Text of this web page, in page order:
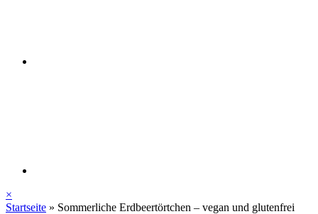
×
Startseite » Sommerliche Erdbeertörtchen – vegan und glutenfrei